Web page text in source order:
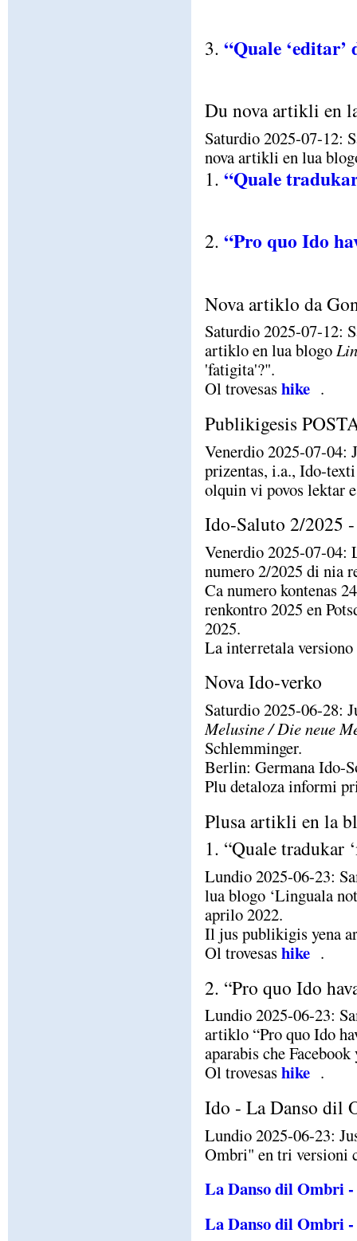
3. “Quale ‘editar’
Du nova artikli en
Saturdio 2025-07-12:
nova artikli en lua
1. “Quale
2. “Pro quo Ido
Nova artiklo da
Saturdio 2025-07-12:
artiklo en lua blogo
'fatigita'?".
Ol trovesashike .
Publikigesis
Venerdio 2025-07-04:
prizentas, i.a., Ido-
olquin vi povos lektar
Ido-Saluto 2/2025
Venerdio 2025-07-04:
numero 2/2025 di nia
Ca numero kontenas
renkontro 2025 en
2025.
La interretala
Nova Ido-verko
Saturdio 2025-06-28:
Melusine / Die neue
Schlemminger.
Berlin: Germana Ido-
Plu detaloza informi
Plusa artikli en la
1. “Quale tradukar
Lundio 2025-06-23:
lua blogo ‘Linguala
aprilo 2022.
Il jus publikigis yena
Ol trovesashike .
2. “Pro quo Ido
Lundio 2025-06-23:
artiklo “Pro quo Ido
aparabis che
Ol trovesashike .
Ido - La Danso
Lundio 2025-06-23:
Ombri" en tri versioni
La Danso dil Ombri
La Danso dil Ombri